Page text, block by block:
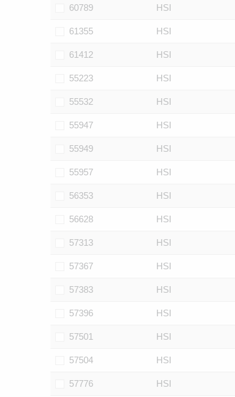
60789 HSI
61355 HSI
61412 HSI
55223 HSI
55532 HSI
55947 HSI
55949 HSI
55957 HSI
56353 HSI
56628 HSI
57313 HSI
57367 HSI
57383 HSI
57396 HSI
57501 HSI
57504 HSI
57776 HSI